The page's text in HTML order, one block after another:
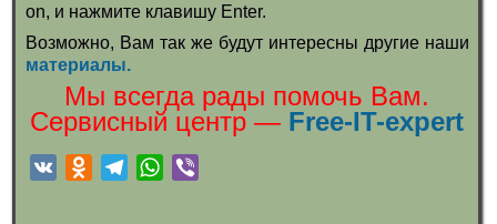
on, и нажмите клавишу Enter.
Возможно, Вам так же будут интересны другие наши
материалы.
Мы всегда рады помочь Вам.
Cервисный центр — Free-IT-expert
O
W